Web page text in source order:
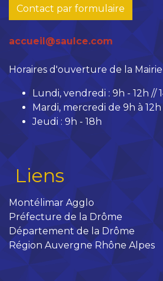
Contact par formulaire
accueil@saulce.com
Horaires d'ouverture de la Mairie
Lundi, vendredi : 9h - 12h //
Mardi, mercredi de 9h à 12h
Jeudi : 9h - 18h
Liens
Montélimar Agglo
Préfecture de la Drôme
Département de la Drôme
Région Auvergne Rhône Alpes